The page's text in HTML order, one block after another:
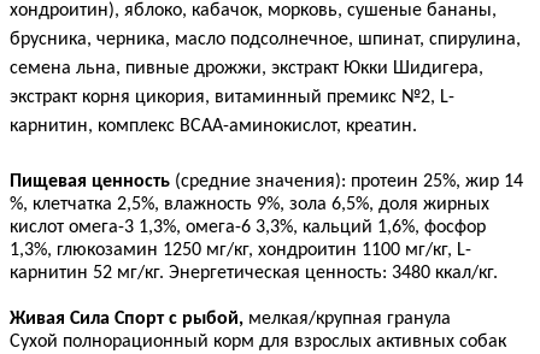
хондроитин), яблоко, кабачок, морковь, сушеные бананы,
брусника, черника, масло подсолнечное, шпинат, спирулина,
семена льна, пивные дрожжи, экстракт Юкки Шидигера,
экстракт корня цикория, витаминный премикс №2, L-
карнитин, комплекс ВСАА-аминокислот, креатин.
Пищевая ценность (средние значения): протеин 25%, жир 14
%, клетчатка 2,5%, влажность 9%, зола 6,5%, доля жирных
кислот омега-3 1,3%, омега-6 3,3%, кальций 1,6%, фосфор
1,3%, глюкозамин 1250 мг/кг, хондроитин 1100 мг/кг, L-
карнитин 52 мг/кг. Энергетическая ценность: 3480 ккал/кг.
Живая Сила Спорт с рыбой, мелкая/крупная гранула
Сухой полнорационный корм для взрослых активных собак